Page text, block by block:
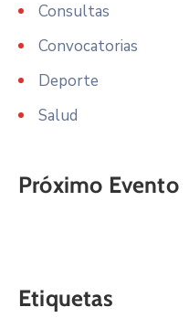
Consultas
Convocatorias
Deporte
Salud
Próximo Evento
Etiquetas